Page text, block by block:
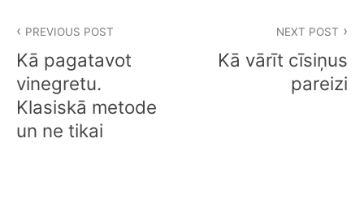
i
ņ
u
i
PREVIOUS POST
Kā pagatavot
vinegretu.
Klasiskā metode
un ne tikai
NEXT POST
Kā vārīt cīsiņus
pareizi